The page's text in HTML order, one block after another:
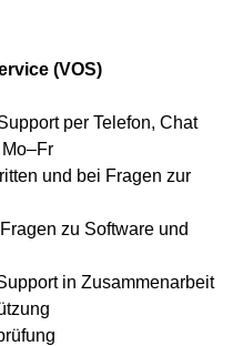
(VOS)
per Telefon, Chat
und bei Fragen zur
zu Software und
in Zusammenarbeit